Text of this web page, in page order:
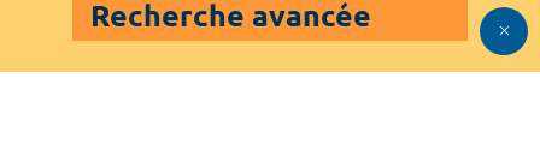
Recherche avancée